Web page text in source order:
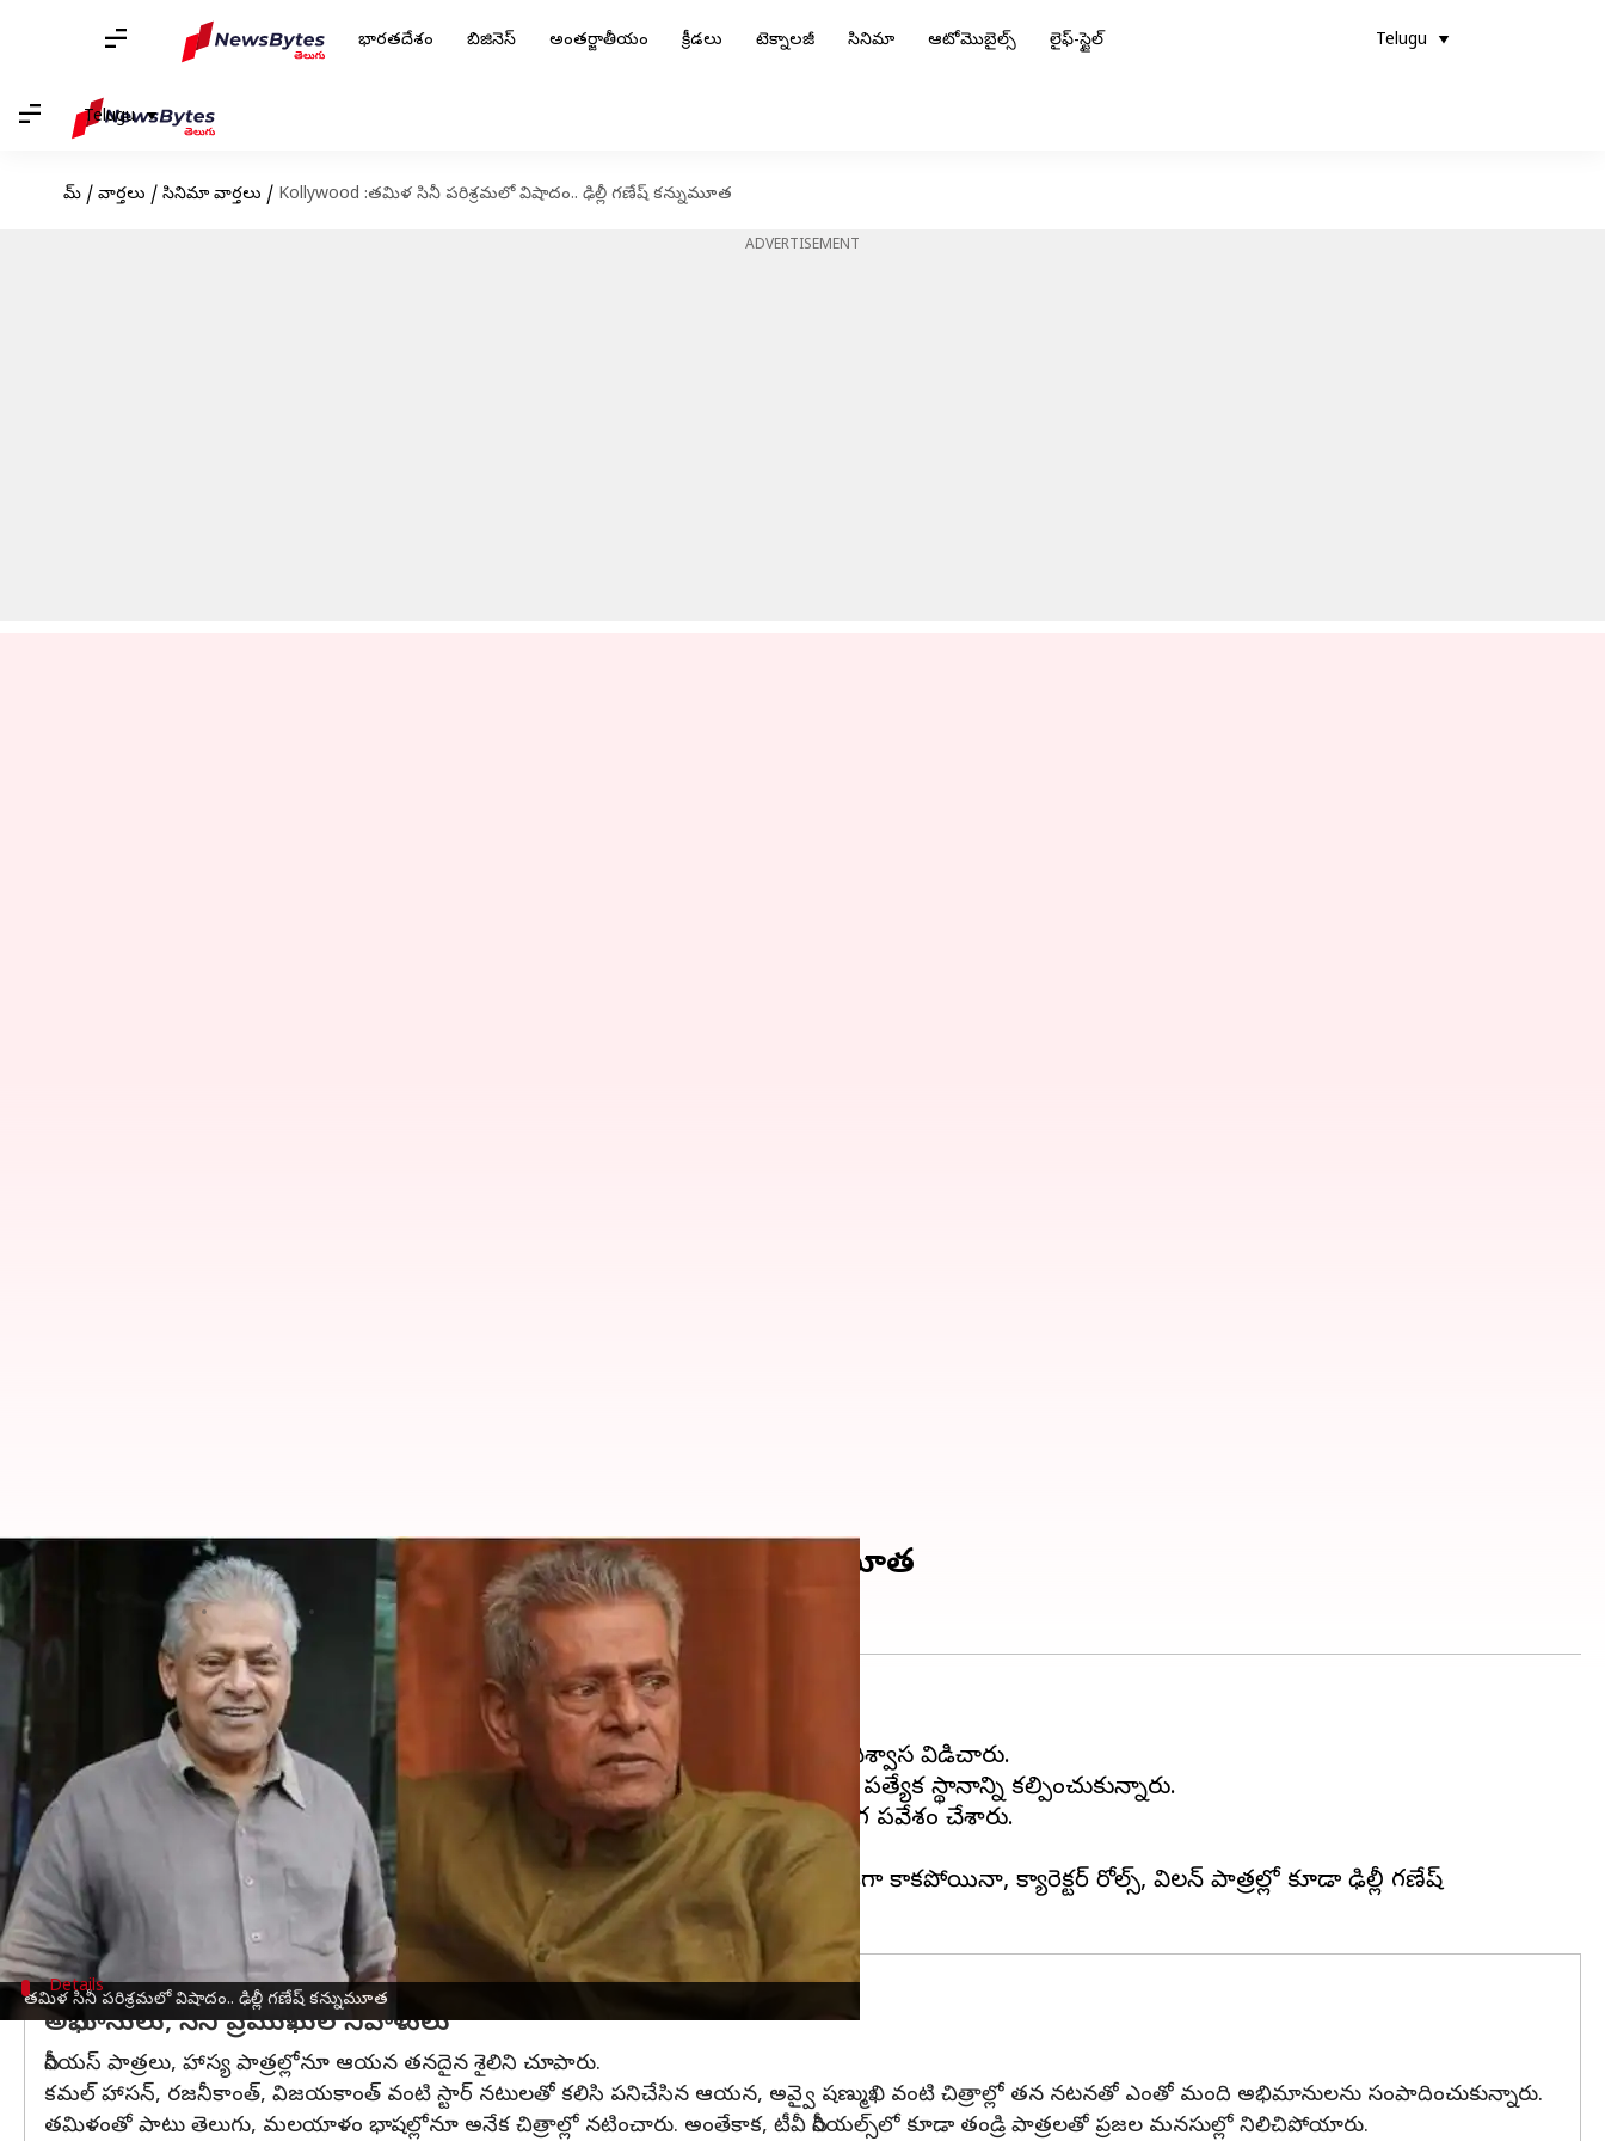
భారతదేశం బిజినెస్ అంతర్జాతీయం క్రీడలు టెక్నాలజీ సినిమా ఆటోమొబైల్స్ లైఫ్-స్టైల్ Telugu
Telugu
హోమ్ / వార్తలు / సినిమా వార్తలు / Kollywood :తమిళ సినీ పరిశ్రమలో విషాదం.. ఢిల్లీ గణేష్ కన్నుమూత
ADVERTISEMENT
తమిళ సినీ పరిశ్రమలో విషాదం.. ఢిల్లీ గణేష్ కన్నుమూత
Kollywood :తమిళ సినీ పరిశ్రమలో విషాదం.. ఢిల్లీ గణేష్ కన్నుమూత
Jayachandra Akuri Nov 10, 2024 08:37 am
ఈ వార్తాకథనం ఏంటి
ప్రముఖ నటుడు ఢిల్లీ గణేష్(80) కన్నుమూతతో సినీ పరిశ్రమ దిగ్బ్రాంతికి గురైంది.
వయోభారం, అనారోగ్యంతో ఆయన గత రాత్రి చెన్నైలోని రామాపురంలో తన నివాసంలో తుదిశ్వాస విడిచారు.
400కి పైగా సినిమాల్లో తన ప్రతిభ చూపిన ఢిల్లీ గణేష్, అభిమానుల మనసుల్లో తనకంటూ ఓ ప్రత్యేక స్థానాన్ని కల్పించుకున్నారు.
1944లో నెల్లైలో జన్మించిన ఢిల్లీ గణేష్, 1976లో విడుదలైన 'పట్టిన ప్రవేశం' చిత్రంతో సినీ రంగ ప్రవేశం చేశారు.
ఆయన మొదటిది నాటక రంగం ఢిల్లీకి చెందిన దక్షిణ భారత నాటక సభతో ప్రారంభించారు.
ఇక 1964 నుంచి 1974 వరకు ఇండియన్ ఎయిర్ ఫోర్స్‌లో కూడా పనిచేశారు. కథానాయకుడిగా కాకపోయినా, క్యారెక్టర్ రోల్స్, విలన్ పాత్రల్లో కూడా ఢిల్లీ గణేష్
Details
అభిమానులు, సినీ ప్రముఖుల నివాళులు
సీరియస్ పాత్రలు, హాస్య పాత్రల్లోనూ ఆయన తనదైన శైలిని చూపారు.
కమల్ హాసన్, రజనీకాంత్, విజయకాంత్ వంటి స్టార్ నటులతో కలిసి పనిచేసిన ఆయన, అవ్వై షణ్ముఖి వంటి చిత్రాల్లో తన నటనతో ఎంతో మంది అభిమానులను సంపాదించుకున్నారు.
తమిళంతో పాటు తెలుగు, మలయాళం భాషల్లోనూ అనేక చిత్రాల్లో నటించారు. అంతేకాక, టీవీ సీరియల్స్‌లో కూడా తండ్రి పాత్రలతో ప్రజల మనసుల్లో నిలిచిపోయారు.